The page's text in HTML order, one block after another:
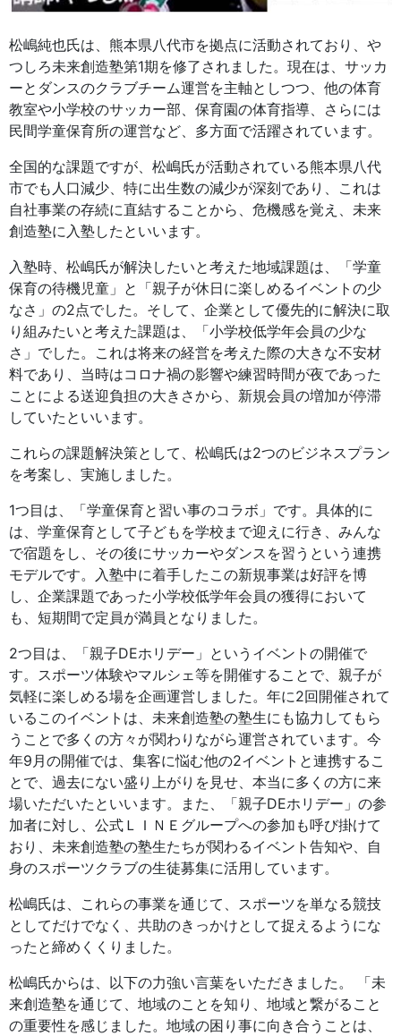
松嶋純也氏は、熊本県八代市を拠点に活動されており、や
つしろ未来創造塾第1期を修了されました。現在は、サッカ
ーとダンスのクラブチーム運営を主軸としつつ、他の体育
教室や小学校のサッカー部、保育園の体育指導、さらには
民間学童保育所の運営など、多方面で活躍されています。
全国的な課題ですが、松嶋氏が活動されている熊本県八代
市でも人口減少、特に出生数の減少が深刻であり、これは
自社事業の存続に直結することから、危機感を覚え、未来
創造塾に入塾したといいます。
入塾時、松嶋氏が解決したいと考えた地域課題は、「学童
保育の待機児童」と「親子が休日に楽しめるイベントの少
なさ」の2点でした。そして、企業として優先的に解決に取
り組みたいと考えた課題は、「小学校低学年会員の少な
さ」でした。これは将来の経営を考えた際の大きな不安材
料であり、当時はコロナ禍の影響や練習時間が夜であった
ことによる送迎負担の大きさから、新規会員の増加が停滞
していたといいます。
これらの課題解決策として、松嶋氏は2つのビジネスプラン
を考案し、実施しました。
1つ目は、「学童保育と習い事のコラボ」です。具体的に
は、学童保育として子どもを学校まで迎えに行き、みんな
で宿題をし、その後にサッカーやダンスを習うという連携
モデルです。入塾中に着手したこの新規事業は好評を博
し、企業課題であった小学校低学年会員の獲得において
も、短期間で定員が満員となりました。
2つ目は、「親子DEホリデー」というイベントの開催で
す。スポーツ体験やマルシェ等を開催することで、親子が
気軽に楽しめる場を企画運営しました。年に2回開催されて
いるこのイベントは、未来創造塾の塾生にも協力してもら
うことで多くの方々が関わりながら運営されています。今
年9月の開催では、集客に悩む他の2イベントと連携するこ
とで、過去にない盛り上がりを見せ、本当に多くの方に来
場いただいたといいます。また、「親子DEホリデー」の参
加者に対し、公式ＬＩＮＥグループへの参加も呼び掛けて
おり、未来創造塾の塾生たちが関わるイベント告知や、自
身のスポーツクラブの生徒募集に活用しています。
松嶋氏は、これらの事業を通じて、スポーツを単なる競技
としてだけでなく、共助のきっかけとして捉えるようにな
ったと締めくくりました。
松嶋氏からは、以下の力強い言葉をいただきました。 「未
来創造塾を通じて、地域のことを知り、地域と繋がること
の重要性を感じました。地域の困り事に向き合うことは、